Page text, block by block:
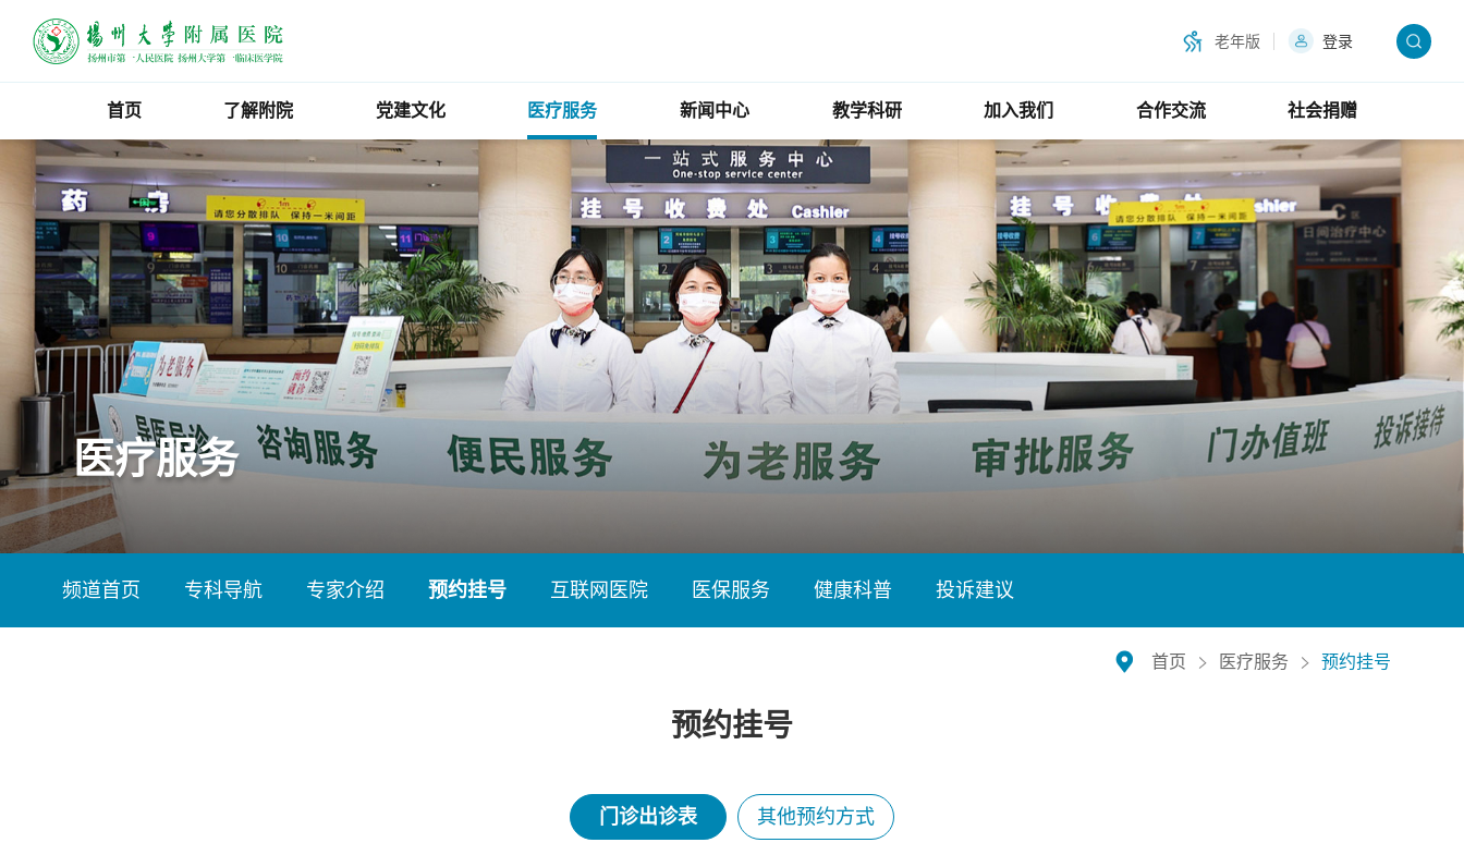
老年版 登录
首页 了解附院 党建文化 医疗服务 新闻中心 教学科研 加入我们 合作交流 社会捐赠
医疗服务
频道首页 专科导航 专家介绍 预约挂号 互联网医院 医保服务 健康科普 投诉建议
首页 医疗服务 预约挂号
预约挂号
门诊出诊表 其他预约方式